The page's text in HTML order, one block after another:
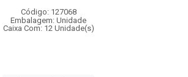
Código: 127068
Embalagem: Unidade
Caixa Com: 12 Unidade(s)